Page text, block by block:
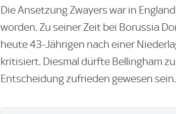
Die Ansetzung Zwayers war in
worden. Zu seiner Zeit bei Borussia
heute 43-Jährigen nach einer
kritisiert. Diesmal dürfte Bellingham
Entscheidung zufrieden gewesen sein.